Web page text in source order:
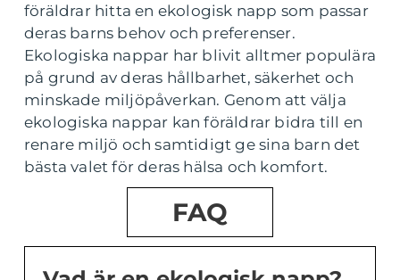
föräldrar hitta en ekologisk napp som passar
deras barns behov och preferenser.
Ekologiska nappar har blivit alltmer populära
på grund av deras hållbarhet, säkerhet och
minskade miljöpåverkan. Genom att välja
ekologiska nappar kan föräldrar bidra till en
renare miljö och samtidigt ge sina barn det
bästa valet för deras hälsa och komfort.
FAQ